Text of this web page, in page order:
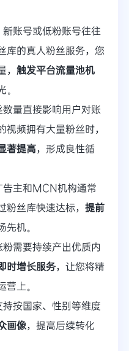
新账号或低粉账号往往
库的真人粉丝服务，您
触发平台流量池机
数量直接影响用户对账
频拥有大量粉丝时，
著提高，形成良性循
告主和MCN机构通常
丝库快速达标， 提前
先机。
粉需要持续产出优质内
时增长服务，让您将精
上。
持按国家、性别等维度
画像，提高后续转化